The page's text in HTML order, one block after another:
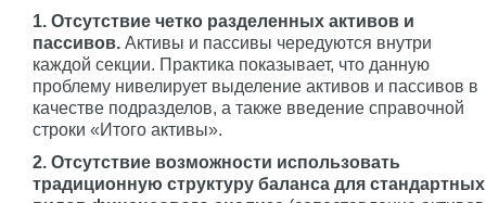
1. Отсутствие четко разделенных активов и
пассивов. Активы и пассивы чередуются внутри
каждой секции. Практика показывает, что данную
проблему нивелирует выделение активов и пассивов в
качестве подразделов, а также введение справочной
строки «Итого активы».
2. Отсутствие возможности использовать
традиционную структуру баланса для стандартных